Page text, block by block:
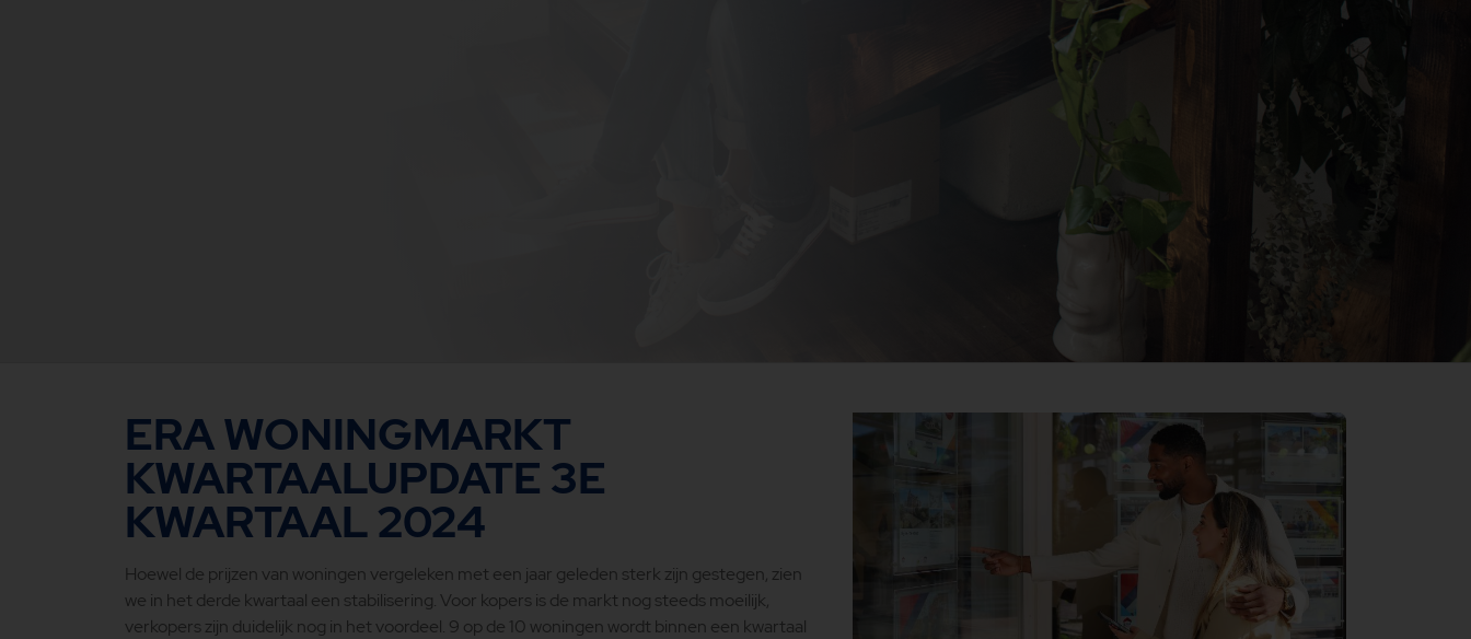
ERA WONINGMARKT
KWARTAALUPDATE 3E
KWARTAAL 2024
Hoewel de prijzen van woningen vergeleken met een jaar geleden sterk zijn gestegen, zien
we in het derde kwartaal een stabilisering. Voor kopers is de markt nog steeds moeilijk,
verkopers zijn duidelijk nog in het voordeel. 9 op de 10 woningen wordt binnen een kwartaal